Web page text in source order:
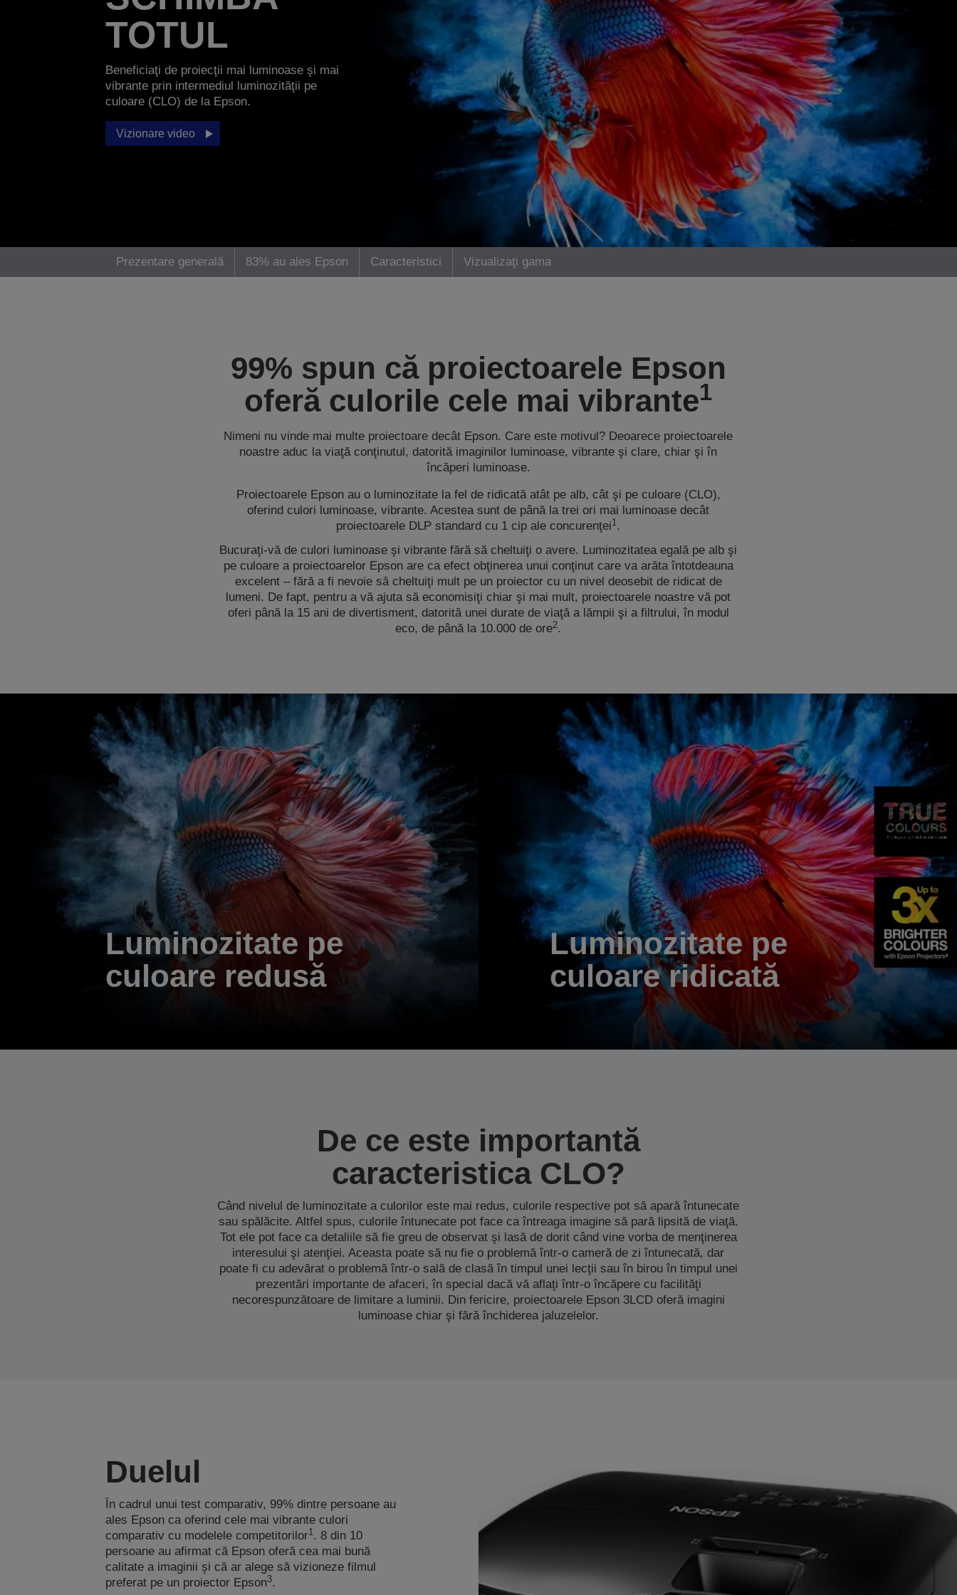
TOTUL
Beneficiaţi de proiecţii mai luminoase şi mai
vibrante prin intermediul luminozităţii pe
culoare (CLO) de la Epson.
Vizionare video
Prezentare generală 83% au ales Epson Caracteristici Vizualizaţi gama
99% spun că proiectoarele Epson
oferă culorile cele mai vibrante1
Nimeni nu vinde mai multe proiectoare decât Epson. Care este motivul? Deoarece proiectoarele
noastre aduc la viaţă conţinutul, datorită imaginilor luminoase, vibrante şi clare, chiar şi în
încăperi luminoase.
Proiectoarele Epson au o luminozitate la fel de ridicată atât pe alb, cât şi pe culoare (CLO),
oferind culori luminoase, vibrante. Acestea sunt de până la trei ori mai luminoase decât
proiectoarele DLP standard cu 1 cip ale concurenţei1 .
Bucuraţi-vă de culori luminoase şi vibrante fără să cheltuiţi o avere. Luminozitatea egală pe alb şi
pe culoare a proiectoarelor Epson are ca efect obţinerea unui conţinut care va arăta întotdeauna
excelent – fără a fi nevoie să cheltuiţi mult pe un proiector cu un nivel deosebit de ridicat de
lumeni. De fapt, pentru a vă ajuta să economisiţi chiar şi mai mult, proiectoarele noastre vă pot
oferi până la 15 ani de divertisment, datorită unei durate de viaţă a lămpii şi a filtrului, în modul
eco, de până la 10.000 de ore2.
Luminozitate pe
culoare redusă
Luminozitate pe
culoare ridicată
De ce este importantă
caracteristica CLO?
Când nivelul de luminozitate a culorilor este mai redus, culorile respective pot să apară întunecate
sau spălăcite. Altfel spus, culorile întunecate pot face ca întreaga imagine să pară lipsită de viaţă.
Tot ele pot face ca detaliile să fie greu de observat şi lasă de dorit când vine vorba de menţinerea
interesului şi atenţiei. Aceasta poate să nu fie o problemă într-o cameră de zi întunecată, dar
poate fi cu adevărat o problemă într-o sală de clasă în timpul unei lecţii sau în birou în timpul unei
prezentări importante de afaceri, în special dacă vă aflaţi într-o încăpere cu facilităţi
necorespunzătoare de limitare a luminii. Din fericire, proiectoarele Epson 3LCD oferă imagini
luminoase chiar şi fără închiderea jaluzelelor.
Duelul
În cadrul unui test comparativ, 99% dintre persoane au
ales Epson ca oferind cele mai vibrante culori
comparativ cu modelele competitorilor1. 8 din 10
persoane au afirmat că Epson oferă cea mai bună
calitate a imaginii şi că ar alege să vizioneze filmul
preferat pe un proiector Epson3.